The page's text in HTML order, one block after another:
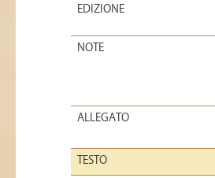
EDIZIONE
NOTE
ALLEGATO
TESTO